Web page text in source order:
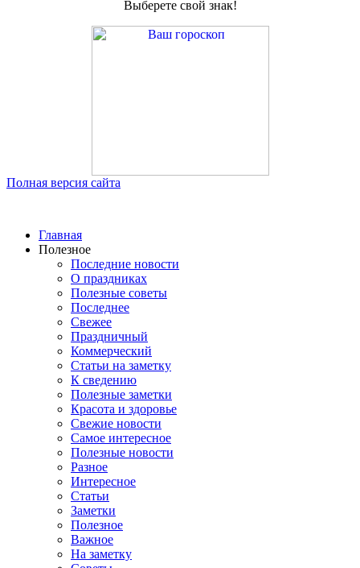
Выберете свой знак!
Полная версия сайта
Главная
Полезное
Последние новости
О праздниках
Полезные советы
Последнее
Свежее
Праздничный
Коммерческий
Статьи на заметку
К сведению
Полезные заметки
Красота и здоровье
Свежие новости
Самое интересное
Полезные новости
Разное
Интересное
Статьи
Заметки
Полезное
Важное
На заметку